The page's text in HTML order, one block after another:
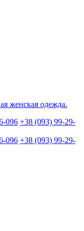
096 +38 (093) 99-29-
096 +38 (093) 99-29-